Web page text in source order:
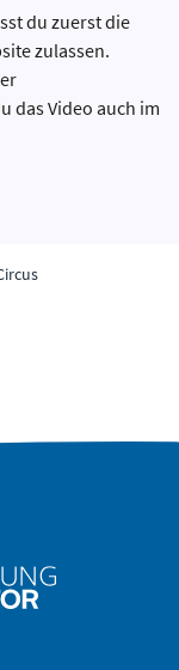
du zuerst die
zulassen.
das Video auch im